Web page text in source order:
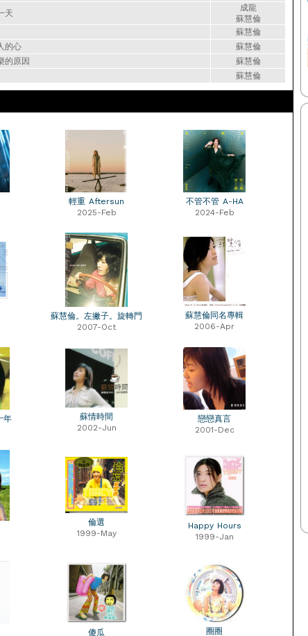
天
成龍
蘇慧倫
蘇慧倫
的心
蘇慧倫
的原因
蘇慧倫
蘇慧倫
輕重 Aftersun
2025-Feb
不管不管 A-HA
2024-Feb
蘇慧倫。左撇子。旋轉門
2007-Oct
蘇慧倫同名專輯
2006-Apr
年
蘇情時間
2002-Jun
戀戀真言
2001-Dec
倫選
1999-May
Happy Hours
1999-Jan
傻瓜
圈圈